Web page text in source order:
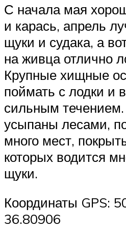
С начала мая
и карась, апрель
щуки и судака, а
на живца отлично
Крупные хищные
поймать с лодки и
сильным течением.
усыпаны лесами,
много мест,
которых водится
щуки.
Координаты GPS:
36.80906